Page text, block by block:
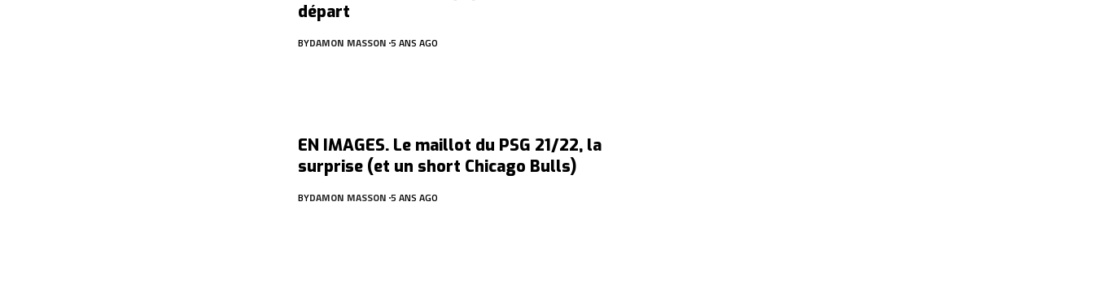
départ
BYDAMON MASSON 5 ANS AGO
EN IMAGES. Le maillot du PSG 21/22, la
surprise (et un short Chicago Bulls)
BYDAMON MASSON 5 ANS AGO